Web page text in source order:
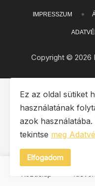
IMPRESSZUM
Copyright © 2026
Ez az oldal sütiket
használatának
azok
tekintse meg
Elfogadom